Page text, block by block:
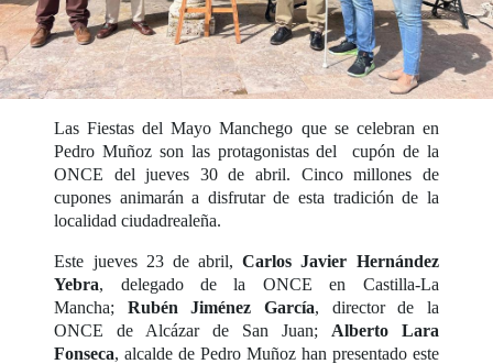
Las Fiestas del Mayo Manchego que se celebran en
Pedro Muñoz son las protagonistas del cupón de la
ONCE del jueves 30 de abril. Cinco millones de
cupones animarán a disfrutar de esta tradición de la
localidad ciudadrealeña.
Este jueves 23 de abril,Carlos Javier Hernández
Yebra, delegado de la ONCE en Castilla-La
Mancha; Rubén Jiménez García, director de la
ONCE de Alcázar de San Juan; Alberto Lara
Fonseca, alcalde de Pedro Muñoz han presentado este